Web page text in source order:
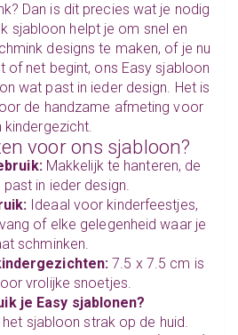
Dan is dit precies wat je nodig
sjabloon helpt je om snel en
designs te maken, of je nu
of net begint, ons Easy sjabloon
wat past in ieder design. Het is
de handzame afmeting voor
kindergezicht.
voor ons sjabloon?
Makkelijk te hanteren, de
in ieder design.
Ideaal voor kinderfeestjes,
of elke gelegenheid waar je
schminken.
7.5 x 7.5 cm is
vrolijke snoetjes.
je Easy sjablonen?
het sjabloon strak op de huid.